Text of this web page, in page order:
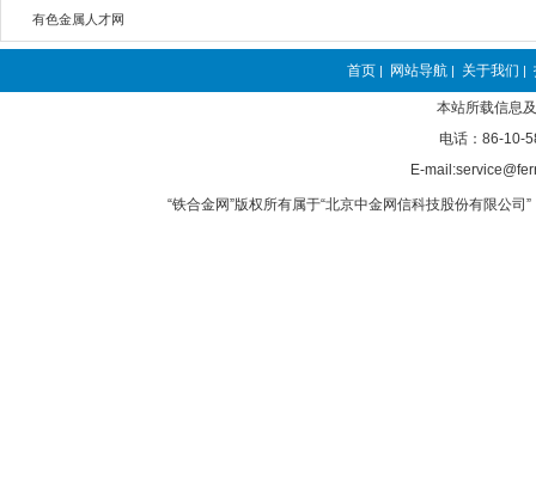
有色金属人才网
首页 | 网站导航 | 关于我们 |
本站所载信息
电话：86-10-
E-
“铁合金网”版权所有属于“北京中金网信科技股份有限公司